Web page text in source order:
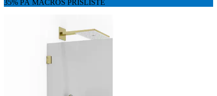
35% PÅ MACROS PRISLISTE